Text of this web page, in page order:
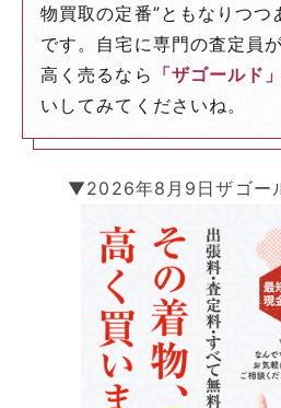
物買取の定番”ともなりつつ
です。自宅に専門の査定員
高く売るなら 「ザゴールド」
いしてみてくださいね。
▼2026年8月9日ザゴー